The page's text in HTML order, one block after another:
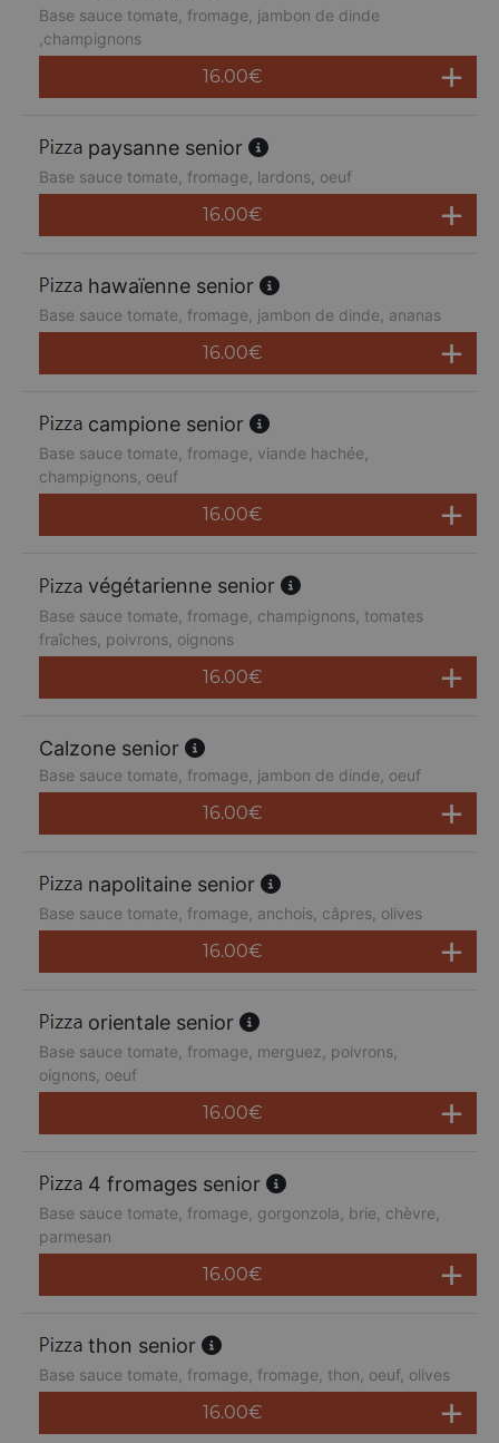
Base sauce tomate, fromage, jambon de dinde
,champignons
16.00€
paysanne senior
Base sauce tomate, fromage, lardons, oeuf
16.00€
hawaïenne senior
Base sauce tomate, fromage, jambon de dinde, ananas
16.00€
campione senior
Base sauce tomate, fromage, viande hachée,
champignons, oeuf
16.00€
végétarienne senior
Base sauce tomate, fromage, champignons, tomates
fraîches, poivrons, oignons
16.00€
Calzone senior
Base sauce tomate, fromage, jambon de dinde, oeuf
16.00€
napolitaine senior
Base sauce tomate, fromage, anchois, câpres, olives
16.00€
orientale senior
Base sauce tomate, fromage, merguez, poivrons,
oignons, oeuf
16.00€
4 fromages senior
Base sauce tomate, fromage, gorgonzola, brie, chèvre,
parmesan
16.00€
thon senior
Base sauce tomate, fromage, fromage, thon, oeuf, olives
16.00€